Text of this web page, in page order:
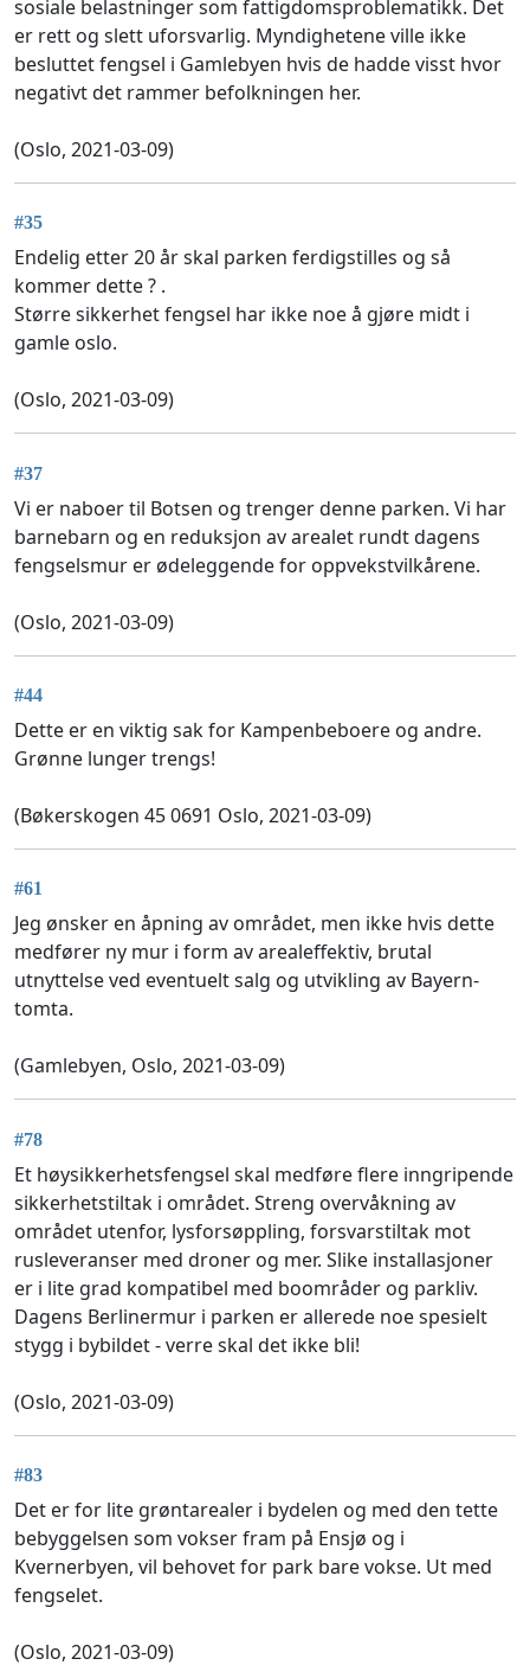
sosiale belastninger som fattigdomsproblematikk. Det
er rett og slett uforsvarlig. Myndighetene ville ikke
besluttet fengsel i Gamlebyen hvis de hadde visst hvor
negativt det rammer befolkningen her.
(Oslo, 2021-03-09)
#35
Endelig etter 20 år skal parken ferdigstilles og så
kommer dette ? .
Større sikkerhet fengsel har ikke noe å gjøre midt i
gamle oslo.
(Oslo, 2021-03-09)
#37
Vi er naboer til Botsen og trenger denne parken. Vi har
barnebarn og en reduksjon av arealet rundt dagens
fengselsmur er ødeleggende for oppvekstvilkårene.
(Oslo, 2021-03-09)
#44
Dette er en viktig sak for Kampenbeboere og andre.
Grønne lunger trengs!
(Bøkerskogen 45 0691 Oslo, 2021-03-09)
#61
Jeg ønsker en åpning av området, men ikke hvis dette
medfører ny mur i form av arealeffektiv, brutal
utnyttelse ved eventuelt salg og utvikling av Bayern-
tomta.
(Gamlebyen, Oslo, 2021-03-09)
#78
Et høysikkerhetsfengsel skal medføre flere inngripende
sikkerhetstiltak i området. Streng overvåkning av
området utenfor, lysforsøppling, forsvarstiltak mot
rusleveranser med droner og mer. Slike installasjoner
er i lite grad kompatibel med boområder og parkliv.
Dagens Berlinermur i parken er allerede noe spesielt
stygg i bybildet - verre skal det ikke bli!
(Oslo, 2021-03-09)
#83
Det er for lite grøntarealer i bydelen og med den tette
bebyggelsen som vokser fram på Ensjø og i
Kvernerbyen, vil behovet for park bare vokse. Ut med
fengselet.
(Oslo, 2021-03-09)